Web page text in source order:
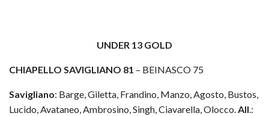
UNDER 13 GOLD
CHIAPELLO SAVIGLIANO 81 – BEINASCO 75
Savigliano: Barge, Giletta, Frandino, Manzo, Agosto, Bustos,
Lucido, Avataneo, Ambrosino, Singh, Ciavarella, Olocco.All.: